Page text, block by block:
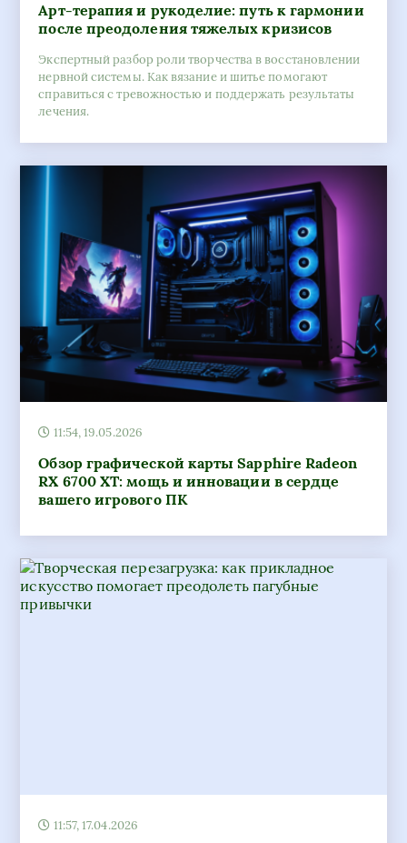
Арт-терапия и рукоделие: путь к гармонии
после преодоления тяжелых кризисов
Экспертный разбор роли творчества в восстановлении
нервной системы. Как вязание и шитье помогают
справиться с тревожностью и поддержать результаты
лечения.
11:54, 19.05.2026
Обзор графической карты Sapphire Radeon
RX 6700 XT: мощь и инновации в сердце
вашего игрового ПК
11:57, 17.04.2026